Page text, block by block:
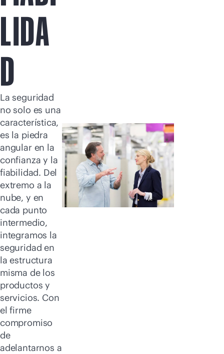
LIDA
D
La seguridad
no solo es una
característica,
es la piedra
angular en la
confianza y la
fiabilidad. Del
extremo a la
nube, y en
cada punto
intermedio,
integramos la
seguridad en
la estructura
misma de los
productos y
servicios. Con
el firme
compromiso
de
adelantarnos a